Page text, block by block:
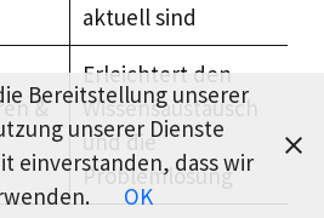
aktuell sind
&
Erleichtert den
Wissensaustausch
und die
Problemlösung
Bereitstellung unserer
unserer Dienste
einverstanden, dass wir
OK